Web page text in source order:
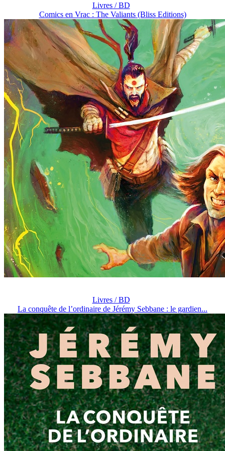
Livres / BD
Comics en Vrac : The Valiants (Bliss Editions)
Livres / BD
La conquête de l’ordinaire de Jérémy Sebbane : le gardien...